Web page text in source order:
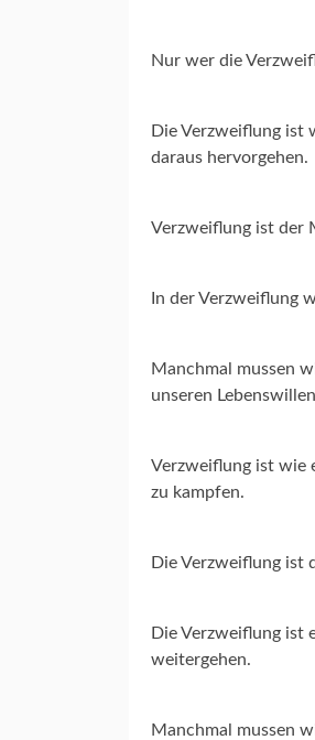
Nur wer die
Die Verzweiflung ist
daraus hervorgehen.
Verzweiflung ist der
In der Verzweiflung
Manchmal mussen
unseren
Verzweiflung ist wie
zu kampfen.
Die Verzweiflung ist
Die Verzweiflung ist
weitergehen.
Manchmal mussen